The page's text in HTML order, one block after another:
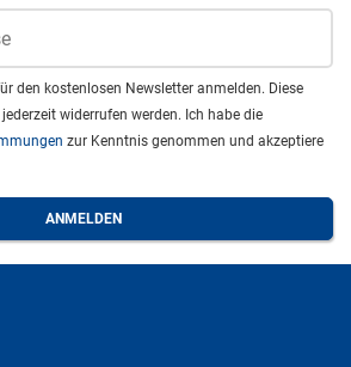
den kostenlosen Newsletter anmelden. Diese
widerrufen werden. Ich habe die
zur Kenntnis genommen und akzeptiere